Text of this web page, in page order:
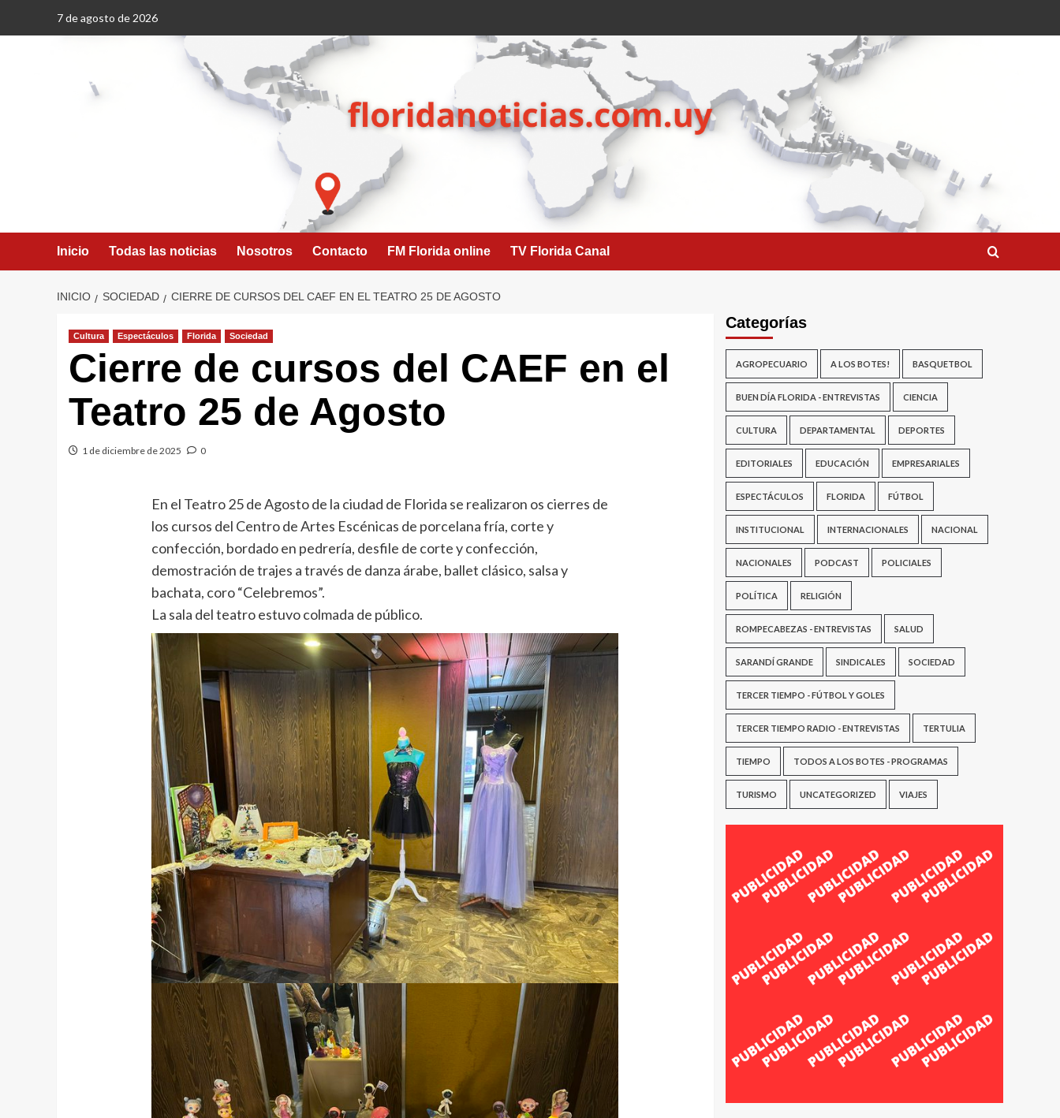
7 de agosto de 2026
Inicio Todas las noticias Nosotros Contacto FM Florida online TV Florida Canal
INICIO SOCIEDAD CIERRE DE CURSOS DEL CAEF EN EL TEATRO 25 DE AGOSTO
Cultura Espectáculos Florida Sociedad
Cierre de cursos del CAEF en el
Teatro 25 de Agosto
1 de diciembre de 2025 0
En el Teatro 25 de Agosto de la ciudad de Florida se realizaron os cierres de
los cursos del Centro de Artes Escénicas de porcelana fría, corte y
confección, bordado en pedrería, desfile de corte y confección,
demostración de trajes a través de danza árabe, ballet clásico, salsa y
bachata, coro “Celebremos”.
La sala del teatro estuvo colmada de público.
Categorías
AGROPECUARIO A LOS BOTES! BASQUETBOL
BUEN DÍA FLORIDA - ENTREVISTAS CIENCIA
CULTURA DEPARTAMENTAL DEPORTES
EDITORIALES EDUCACIÓN EMPRESARIALES
ESPECTÁCULOS FLORIDA FÚTBOL
INSTITUCIONAL INTERNACIONALES NACIONAL
NACIONALES PODCAST POLICIALES
POLÍTICA RELIGIÓN
ROMPECABEZAS - ENTREVISTAS SALUD
SARANDÍ GRANDE SINDICALES SOCIEDAD
TERCER TIEMPO - FÚTBOL Y GOLES
TERCER TIEMPO RADIO - ENTREVISTAS TERTULIA
TIEMPO TODOS A LOS BOTES - PROGRAMAS
TURISMO UNCATEGORIZED VIAJES